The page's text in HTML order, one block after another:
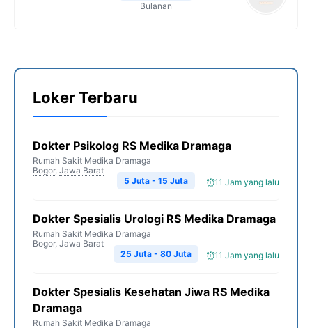
Bulanan
Loker Terbaru
Dokter Psikolog RS Medika Dramaga
Rumah Sakit Medika Dramaga
Bogor, Jawa Barat
11 Jam yang lalu
5 Juta - 15 Juta
Dokter Spesialis Urologi RS Medika Dramaga
Rumah Sakit Medika Dramaga
Bogor, Jawa Barat
11 Jam yang lalu
25 Juta - 80 Juta
Dokter Spesialis Kesehatan Jiwa RS Medika
Dramaga
Rumah Sakit Medika Dramaga